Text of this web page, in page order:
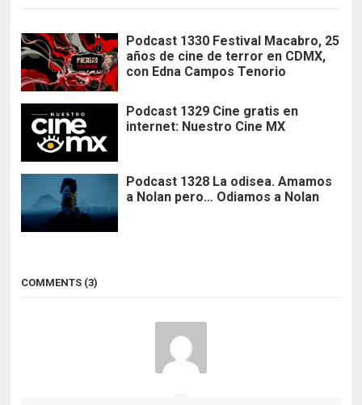
Podcast 1330 Festival Macabro, 25
años de cine de terror en CDMX,
con Edna Campos Tenorio
Podcast 1329 Cine gratis en
internet: Nuestro Cine MX
Podcast 1328 La odisea. Amamos
a Nolan pero… Odiamos a Nolan
COMMENTS (3)